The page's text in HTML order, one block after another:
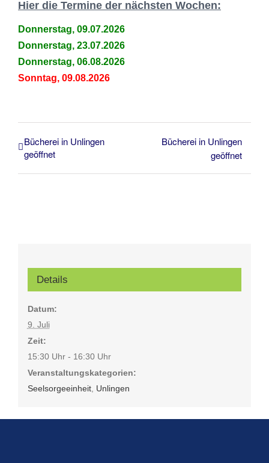
Hier die Termine der nächsten Wochen:
Donnerstag, 09.07.2026
Donnerstag, 23.07.2026
Donnerstag, 06.08.2026
Sonntag, 09.08.2026
Bücherei in Unlingen
geöffnet
Bücherei in Unlingen
geöffnet
Details
Datum:
9. Juli
Zeit:
15:30 Uhr - 16:30 Uhr
Veranstaltungskategorien:
Seelsorgeeinheit, Unlingen